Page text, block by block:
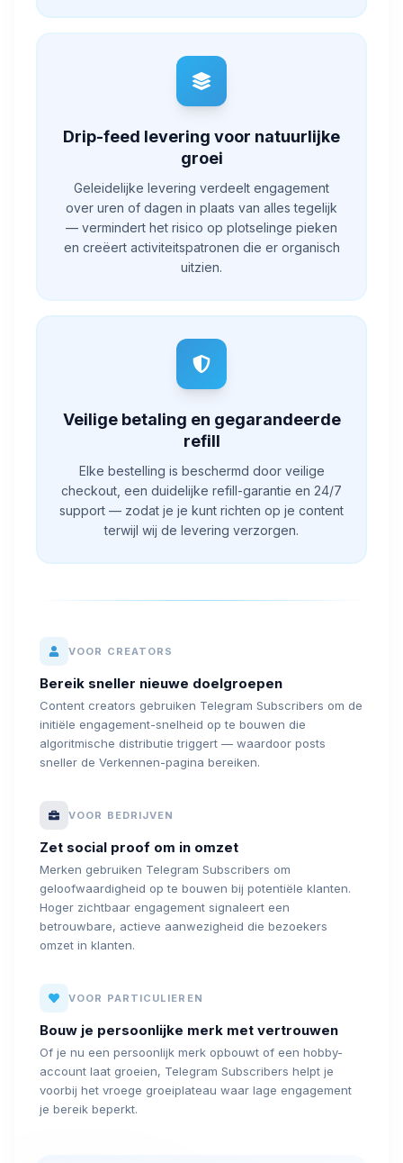
Drip-feed levering voor natuurlijke
groei
Geleidelijke levering verdeelt engagement
over uren of dagen in plaats van alles tegelijk
— vermindert het risico op plotselinge pieken
en creëert activiteitspatronen die er organisch
uitzien.
Veilige betaling en gegarandeerde
refill
Elke bestelling is beschermd door veilige
checkout, een duidelijke refill-garantie en 24/7
support — zodat je je kunt richten op je content
terwijl wij de levering verzorgen.
VOOR CREATORS
Bereik sneller nieuwe doelgroepen
Content creators gebruiken Telegram Subscribers om de
initiële engagement-snelheid op te bouwen die
algoritmische distributie triggert — waardoor posts
sneller de Verkennen-pagina bereiken.
VOOR BEDRIJVEN
Zet social proof om in omzet
Merken gebruiken Telegram Subscribers om
geloofwaardigheid op te bouwen bij potentiële klanten.
Hoger zichtbaar engagement signaleert een
betrouwbare, actieve aanwezigheid die bezoekers
omzet in klanten.
VOOR PARTICULIEREN
Bouw je persoonlijke merk met vertrouwen
Of je nu een persoonlijk merk opbouwt of een hobby-
account laat groeien, Telegram Subscribers helpt je
voorbij het vroege groeiplateau waar lage engagement
je bereik beperkt.